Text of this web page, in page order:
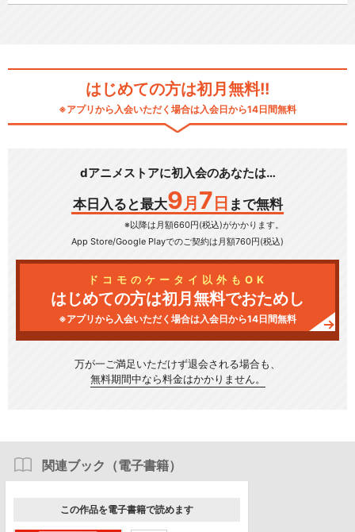
はじめての方は初月無料!!
※アプリから入会いただく場合は入会日から14日間無料
dアニメストアに初入会のあなたは…
本日入ると最大9 月 7 日 まで無料
※以降は月額660円(税込)がかかります。
App Store/Google Playでのご契約は月額760円(税込)
ドコモのケータイ以外もOK
はじめての方は初月無料でおためし
※アプリから入会いただく場合は入会日から14日間無料
万が一ご満足いただけず退会される場合も、
無料期間中なら料金はかかりません。
関連ブック（電子書籍）
この作品を電子書籍で読めます